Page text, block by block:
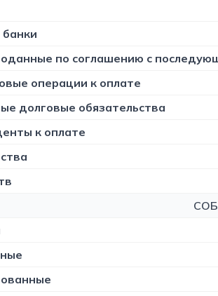
банки
по соглашению с
операции к оплате
долговые обязательства
к оплате